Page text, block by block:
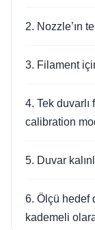
2. Nozzle’ın
3. Filament
4. Tek
calibration
5. Duvar
6. Ölçü hedef
kademeli